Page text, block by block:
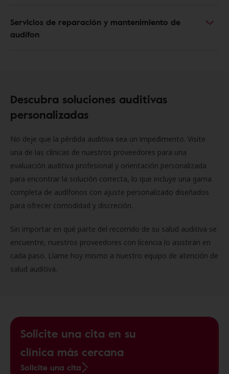
Servicios de reparación y mantenimiento de
audífon
Descubra soluciones auditivas
personalizadas
No deje que la pérdida auditiva sea un impedimento. Visite
una de las clínicas de nuestros proveedores para una
evaluación auditiva profesional y orientación personalizada
para encontrar la solución correcta, lo que incluye una gama
completa de audífonos con ajuste personalizado diseñados
para ofrecer comodidad y discreción.
Sin importar en qué parte del recorrido de su salud auditiva se
encuentre, nuestros proveedores con licencia lo asistirán en
cada paso. Llame hoy mismo a nuestro equipo de atención de
salud auditiva.
Solicite una cita en su
clínica más cercana
Solicite una cita